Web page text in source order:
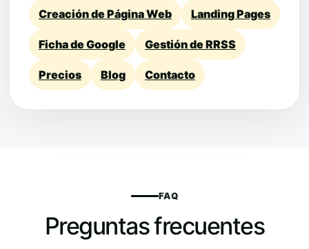
Creación de Página Web Landing Pages
Ficha de Google Gestión de RRSS
Precios Blog Contacto
FAQ
Preguntas frecuentes